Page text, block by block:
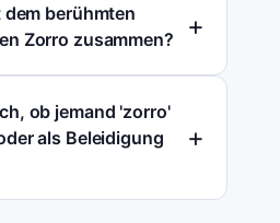
berühmten
Zorro zusammen?
ob jemand 'zorro'
als Beleidigung